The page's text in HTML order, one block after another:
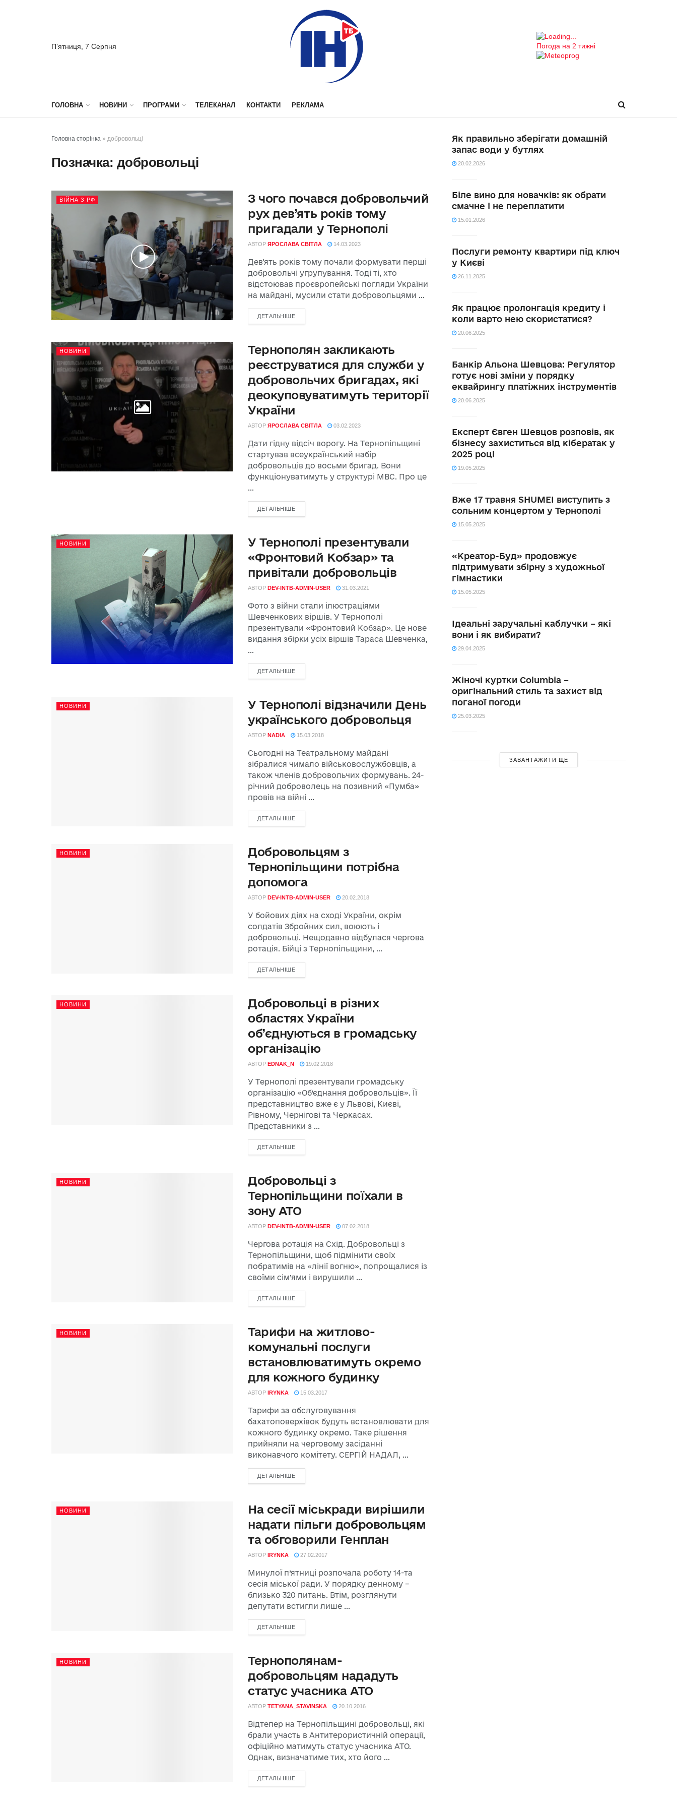
П’ятниця, 7 Серпня Погода на 2 тижні
ГОЛОВНА НОВИНИ ПРОГРАМИ ТЕЛЕКАНАЛ КОНТАКТИ РЕКЛАМА
Головна сторінка » добровольці
Позначка: добровольці
ВІЙНА З РФ
З чого почався добровольчий
рух дев’ять років тому
пригадали у Тернополі
АВТОР ЯРОСЛАВА СВІТЛА 14.03.2023
Дев'ять років тому почали формувати перші
добровольчі угрупування. Тоді ті, хто
відстоював проєвропейські погляди України
на майдані, мусили стати добровольцями ...
ДЕТАЛЬНІШЕ
НОВИНИ
Тернополян закликають
реєструватися для служби у
добровольчих бригадах, які
деокуповуватимуть території
України
АВТОР ЯРОСЛАВА СВІТЛА 03.02.2023
Дати гідну відсіч ворогу. На Тернопільщині
стартував всеукраїнський набір
добровольців до восьми бригад. Вони
функціонуватимуть у структурі МВС. Про це
...
ДЕТАЛЬНІШЕ
НОВИНИ
У Тернополі презентували
«Фронтовий Кобзар» та
привітали добровольців
АВТОР DEV-INTB-ADMIN-USER 31.03.2021
Фото з війни стали ілюстраціями
Шевченкових віршів. У Тернополі
презентували «Фронтовий Кобзар». Це нове
видання збірки усіх віршів Тараса Шевченка,
...
ДЕТАЛЬНІШЕ
НОВИНИ
У Тернополі відзначили День
українського добровольця
АВТОР NADIA 15.03.2018
Сьогодні на Театральному майдані
зібралися чимало військовослужбовців, а
також членів добровольчих формувань. 24-
річний доброволець на позивний «Пумба»
провів на війні ...
ДЕТАЛЬНІШЕ
НОВИНИ
Добровольцям з
Тернопільщини потрібна
допомога
АВТОР DEV-INTB-ADMIN-USER 20.02.2018
У бойових діях на сході України, окрім
солдатів Збройних сил, воюють і
добровольці. Нещодавно відбулася чергова
ротація. Бійці з Тернопільщини, ...
ДЕТАЛЬНІШЕ
НОВИНИ
Добровольці в різних
областях України
об’єднуються в громадську
організацію
АВТОР EDNAK_N 19.02.2018
У Тернополі презентували громадську
організацію «Об’єднання добровольців». Її
представництво вже є у Львові, Києві,
Рівному, Чернігові та Черкасах.
Представники з ...
ДЕТАЛЬНІШЕ
НОВИНИ
Добровольці з
Тернопільщини поїхали в
зону АТО
АВТОР DEV-INTB-ADMIN-USER 07.02.2018
Чергова ротація на Схід. Добровольці з
Тернопільщини, щоб підмінити своїх
побратимів на «лінії вогню», попрощалися із
своїми сім’ями і вирушили ...
ДЕТАЛЬНІШЕ
НОВИНИ
Тарифи на житлово-
комунальні послуги
встановлюватимуть окремо
для кожного будинку
АВТОР IRYNKA 15.03.2017
Тарифи за обслуговування
бахатоповерхівок будуть встановлювати для
кожного будинку окремо. Таке рішення
прийняли на черговому засіданні
виконавчого комітету. СЕРГІЙ НАДАЛ, ...
ДЕТАЛЬНІШЕ
НОВИНИ
На сесії міськради вирішили
надати пільги добровольцям
та обговорили Генплан
АВТОР IRYNKA 27.02.2017
Минулої п’ятниці розпочала роботу 14-та
сесія міської ради. У порядку денному –
близько 320 питань. Втім, розглянути
депутати встигли лише ...
ДЕТАЛЬНІШЕ
НОВИНИ
Тернополянам-
добровольцям нададуть
статус учасника АТО
АВТОР TETYANA_STAVINSKA 20.10.2016
Відтепер на Тернопільщині добровольці, які
брали участь в Антитерористичній операції,
офіційно матимуть статус учасника АТО.
Однак, визначатиме тих, хто його ...
ДЕТАЛЬНІШЕ
Як правильно зберігати домашній
запас води у бутлях
20.02.2026
Біле вино для новачків: як обрати
смачне і не переплатити
15.01.2026
Послуги ремонту квартири під ключ
у Києві
26.11.2025
Як працює пролонгація кредиту і
коли варто нею скористатися?
20.06.2025
Банкір Альона Шевцова: Регулятор
готує нові зміни у порядку
еквайрингу платіжних інструментів
20.06.2025
Експерт Євген Шевцов розповів, як
бізнесу захиститься від кібератак у
2025 році
19.05.2025
Вже 17 травня SHUMEI виступить з
сольним концертом у Тернополі
15.05.2025
«Креатор-Буд» продовжує
підтримувати збірну з художньої
гімнастики
15.05.2025
Ідеальні заручальні каблучки – які
вони і як вибирати?
29.04.2025
Жіночі куртки Columbia –
оригінальний стиль та захист від
поганої погоди
25.03.2025
ЗАВАНТАЖИТИ ЩЕ